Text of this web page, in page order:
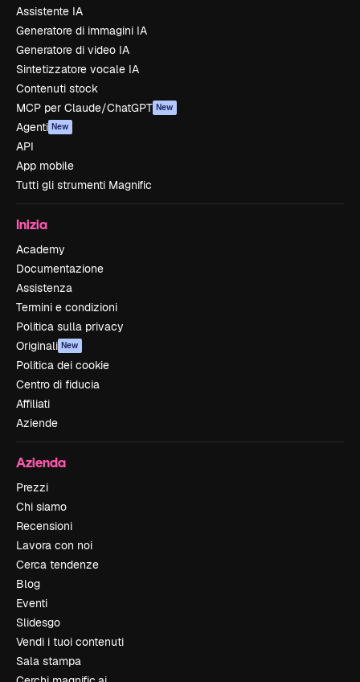
Assistente IA
Generatore di immagini IA
Generatore di video IA
Sintetizzatore vocale IA
Contenuti stock
MCP per Claude/ChatGPT New
Agenti New
API
App mobile
Tutti gli strumenti Magnific
Inizia
Academy
Documentazione
Assistenza
Termini e condizioni
Politica sulla privacy
Originali New
Politica dei cookie
Centro di fiducia
Affiliati
Aziende
Azienda
Prezzi
Chi siamo
Recensioni
Lavora con noi
Cerca tendenze
Blog
Eventi
Slidesgo
Vendi i tuoi contenuti
Sala stampa